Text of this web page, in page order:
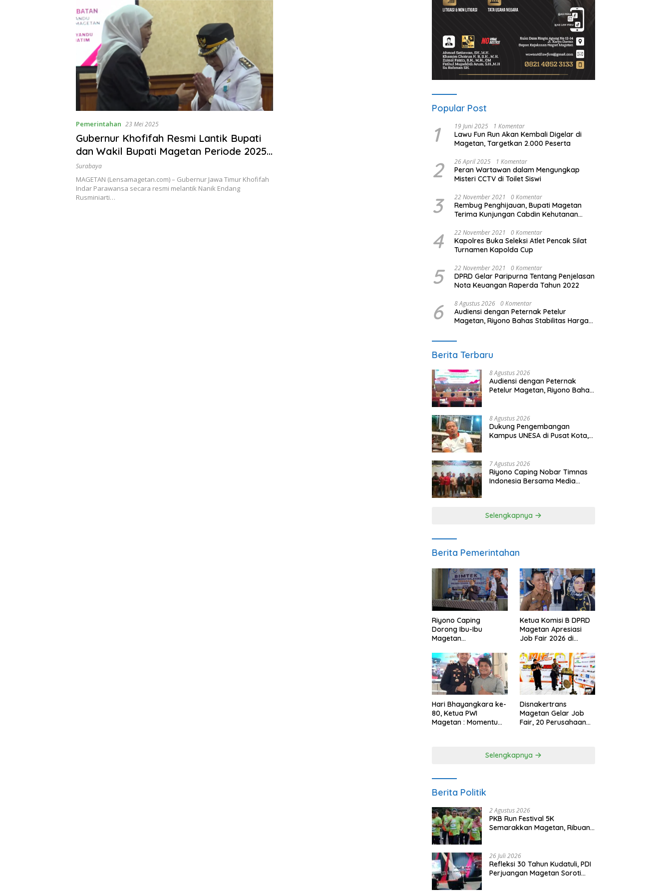
Pemerintahan 23 Mei 2025
Gubernur Khofifah Resmi Lantik Bupati
dan Wakil Bupati Magetan Periode 2025-
2030
Surabaya
MAGETAN (Lensamagetan.com) – Gubernur Jawa Timur Khofifah
Indar Parawansa secara resmi melantik Nanik Endang
Rusminiarti…
Popular Post
1 19 Juni 2025 1 Komentar
Lawu Fun Run Akan Kembali Digelar di
Magetan, Targetkan 2.000 Peserta
2 26 April 2025 1 Komentar
Peran Wartawan dalam Mengungkap
Misteri CCTV di Toilet Siswi
3 22 November 2021 0 Komentar
Rembug Penghijauan, Bupati Magetan
Terima Kunjungan Cabdin Kehutanan
4 22 November 2021 0 Komentar
Kapolres Buka Seleksi Atlet Pencak Silat
Turnamen Kapolda Cup
5 22 November 2021 0 Komentar
DPRD Gelar Paripurna Tentang Penjelasan
Nota Keuangan Raperda Tahun 2022
6 8 Agustus 2026 0 Komentar
Audiensi dengan Peternak Petelur
Magetan, Riyono Bahas Stabilitas Harga
Berita Terbaru
8 Agustus 2026
Audiensi dengan Peternak
Petelur Magetan, Riyono Bahas
8 Agustus 2026
Dukung Pengembangan
Kampus UNESA di Pusat Kota,
Magetan
7 Agustus 2026
Riyono Caping Nobar Timnas
Indonesia Bersama Media
Selengkapnya
Berita Pemerintahan
Riyono Caping
Dorong Ibu-Ibu
Magetan
Ikan, Perkuat Budaya
Gemar Makan Ikan
Ketua Komisi B DPRD
Magetan Apresiasi
Job Fair 2026 di
Anggaran
Hari Bhayangkara ke-
80, Ketua PWI
Magetan : Momentum
Disnakertrans
Magetan Gelar Job
Fair, 20 Perusahaan
Selengkapnya
Berita Politik
2 Agustus 2026
PKB Run Festival 5K
Semarakkan Magetan, Ribuan
26 Juli 2026
Refleksi 30 Tahun Kudatuli, PDI
Perjuangan Magetan Soroti